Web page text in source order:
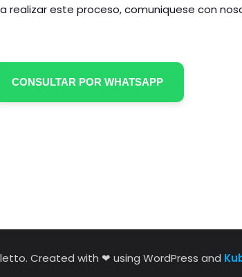
realizar este proceso, comuniquese con
CONSULTAR POR WHATSAPP
Created with ❤ using WordPress and